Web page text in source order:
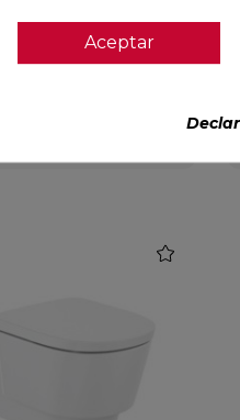
APP-
BLANCO
Flaminia
461,42 €
Aceptar